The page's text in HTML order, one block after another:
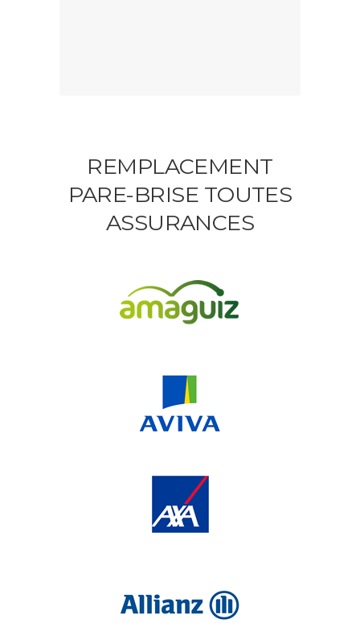
REMPLACEMENT
PARE-BRISE TOUTES
ASSURANCES